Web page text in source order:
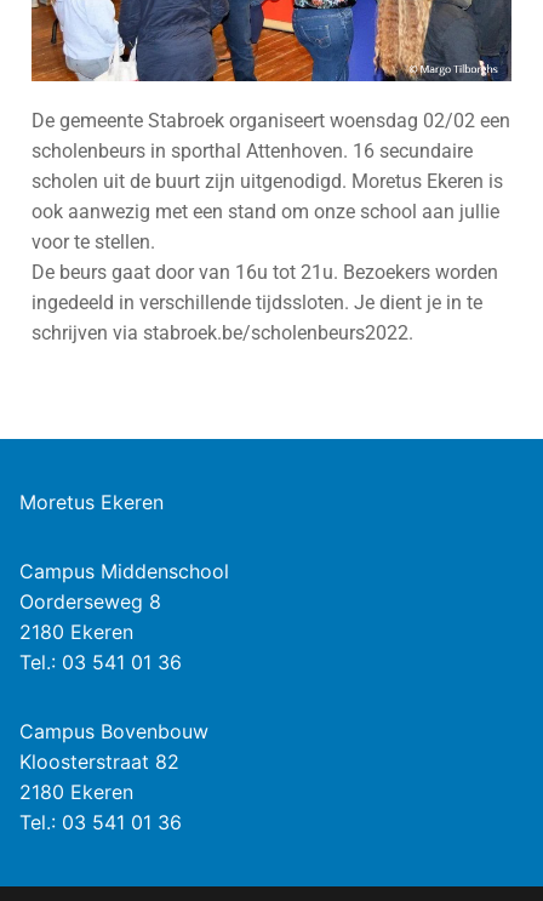
De gemeente Stabroek organiseert woensdag 02/02 een
scholenbeurs in sporthal Attenhoven. 16 secundaire
scholen uit de buurt zijn uitgenodigd. Moretus Ekeren is
ook aanwezig met een stand om onze school aan jullie
voor te stellen.
De beurs gaat door van 16u tot 21u. Bezoekers worden
ingedeeld in verschillende tijdssloten. Je dient je in te
schrijven via stabroek.be/scholenbeurs2022.
Moretus Ekeren
Campus Middenschool
Oorderseweg 8
2180 Ekeren
Tel.: 03 541 01 36
Campus Bovenbouw
Kloosterstraat 82
2180 Ekeren
Tel.: 03 541 01 36